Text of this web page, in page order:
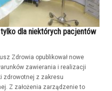
dla niektórych pacjentów
Zdrowia opublikował nowe
zawierania i realizacji
zdrowotnej z zakresu
Z założenia zarządzenie to